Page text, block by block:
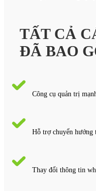
TẤT CẢ
ĐÃ BAO
Công cụ quản trị
Hỗ trợ chuyển hướng
Thay đổi thông tin